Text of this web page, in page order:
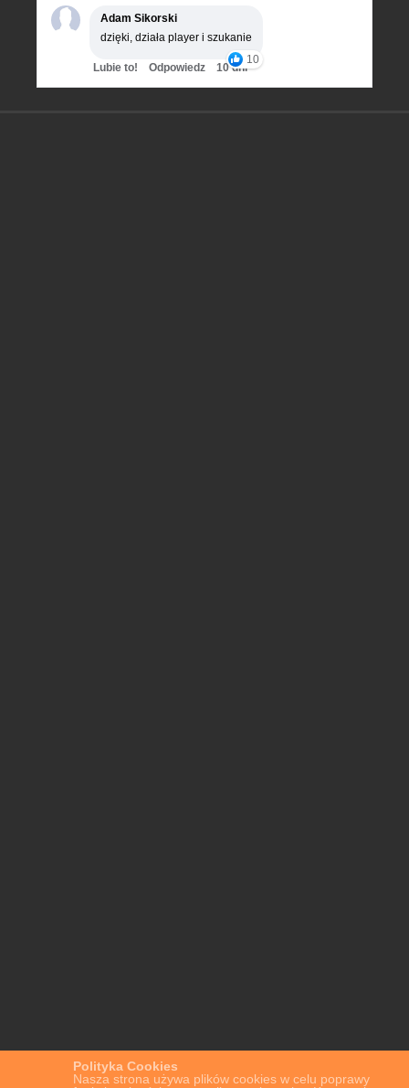
Polityka Cookies
Nasza strona używa plików cookies w celu poprawy
Adam Sikorski
dzięki, działa player i szukanie
10
Lubie to! Odpowiedz 10 dni